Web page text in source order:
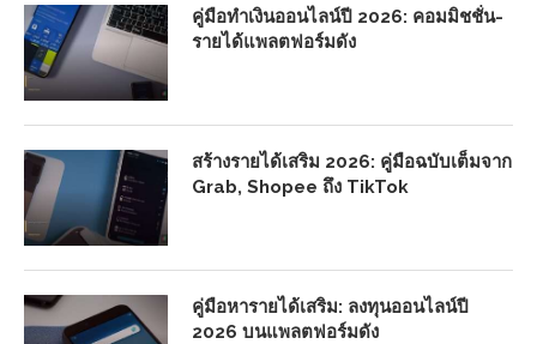
คู่มือทำเงินออนไลน์ปี 2026: คอมมิชชั่น-
รายได้แพลตฟอร์มดัง
สร้างรายได้เสริม 2026: คู่มือฉบับเต็มจาก
Grab, Shopee ถึง TikTok
คู่มือหารายได้เสริม: ลงทุนออนไลน์ปี
2026 บนแพลตฟอร์มดัง